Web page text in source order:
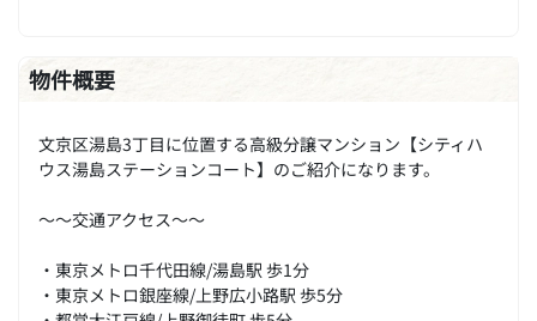
物件概要
文京区湯島3丁目に位置する高級分譲マンション【シティハ
ウス湯島ステーションコート】のご紹介になります。
～～交通アクセス～～
・東京メトロ千代田線/湯島駅 歩1分
・東京メトロ銀座線/上野広小路駅 歩5分